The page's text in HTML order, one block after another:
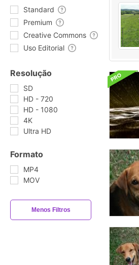
Standard
Premium
Creative Commons
Uso Editorial
Resolução
SD
HD - 720
HD - 1080
4K
Ultra HD
Formato
MP4
MOV
Menos Filtros